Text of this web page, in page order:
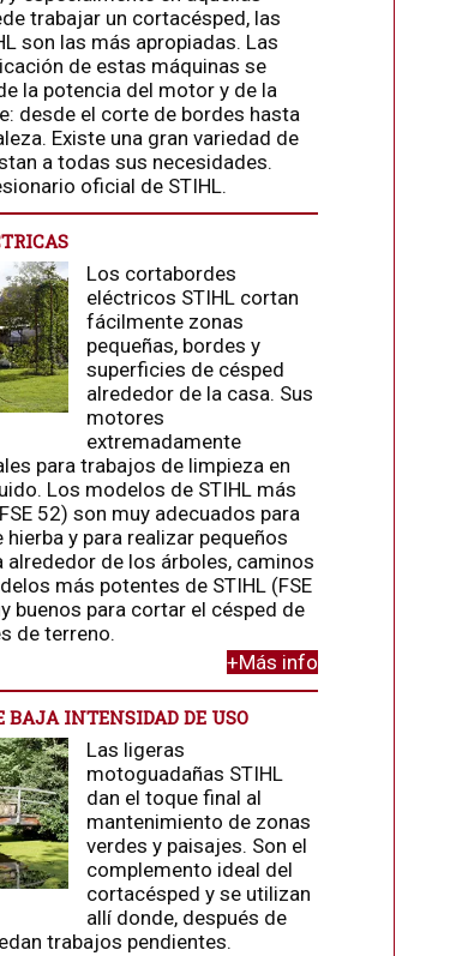
trabajar un cortacésped, las
son las más apropiadas. Las
de estas máquinas se
la potencia del motor y de la
desde el corte de bordes hasta
Existe una gran variedad de
a todas sus necesidades.
oficial de STIHL.
Los cortabordes
eléctricos STIHL cortan
fácilmente zonas
pequeñas, bordes y
superficies de césped
alrededor de la casa. Sus
motores
extremadamente
para trabajos de limpieza en
Los modelos de STIHL más
52) son muy adecuados para
y para realizar pequeños
de los árboles, caminos
más potentes de STIHL (FSE
buenos para cortar el césped de
de terreno.
+Más info
BAJA INTENSIDAD DE USO
Las ligeras
motoguadañas STIHL
dan el toque final al
mantenimiento de zonas
verdes y paisajes. Son el
complemento ideal del
cortacésped y se utilizan
allí donde, después de
trabajos pendientes.